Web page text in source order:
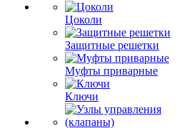
Цоколи
Защитные решетки
Муфты приварные
Ключи